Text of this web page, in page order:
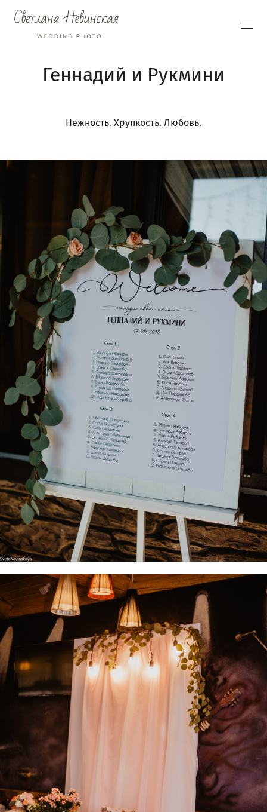
Геннадий и Рукмини
Нежность. Хрупкость. Любовь.